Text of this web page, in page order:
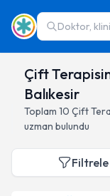
Doktor,
Çift
Balıkesir
Toplam 10 Çift
uzman bulundu
Filtrele